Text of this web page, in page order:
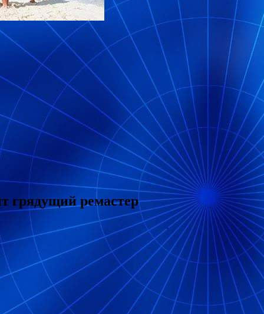
грядущий ремастер